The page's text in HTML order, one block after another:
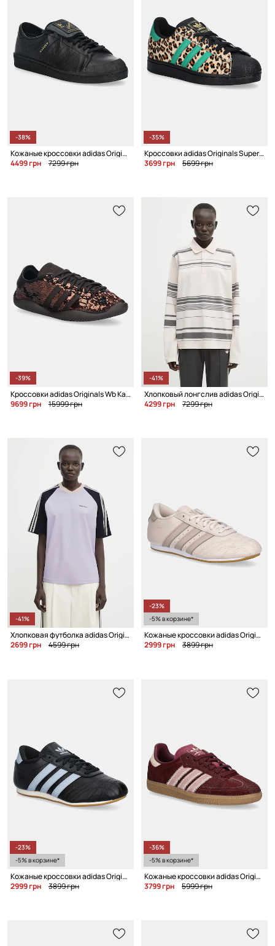
-38%
Кожаные кроссовки adidas Originals x WILLY CHAVARRIA JABBAR LO
4499 грн
7299 грн
-35%
Кроссовки adidas Originals Superstar II W
3699 грн
5699 грн
-39%
Кроссовки adidas Originals Wb Karintha Sequin
9699 грн
15999 грн
-41%
Хлопковый лонгслив adidas Originals x Wales Bonner Polo
4299 грн
7299 грн
-41%
Хлопковая футболка adidas Originals Wb Cali Tee
2699 грн
4599 грн
-23%
-5% в корзине*
Кожаные кроссовки adidas Originals Taekwondo Lace
2999 грн
3899 грн
-23%
-5% в корзине*
Кожаные кроссовки adidas Originals Taekwondo Lace
2999 грн
3899 грн
-36%
-5% в корзине*
Кожаные кроссовки adidas Originals Samba OG W
3799 грн
5999 грн